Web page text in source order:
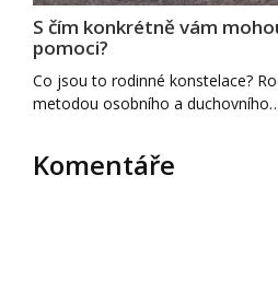
S čím konkrétně vám
pomoci?
Co jsou to rodinné konstelace?
metodou osobního a
Komentáře